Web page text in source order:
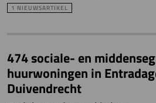
1 NIEUWSARTIKEL
474 sociale- en
huurwoningen in
Duivendrecht